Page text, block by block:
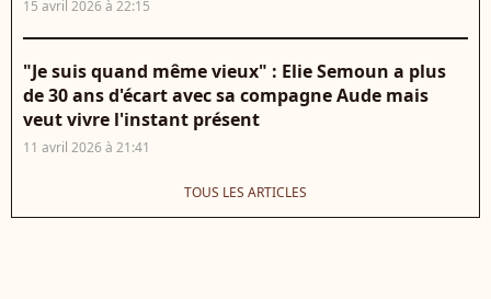
15 avril 2026 à 22:15
"Je suis quand même vieux" : Elie Semoun a plus
de 30 ans d'écart avec sa compagne Aude mais
veut vivre l'instant présent
11 avril 2026 à 21:41
TOUS LES ARTICLES